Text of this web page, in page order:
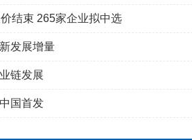
结束 265家企业拟中选
发展增量
链发展
国首发